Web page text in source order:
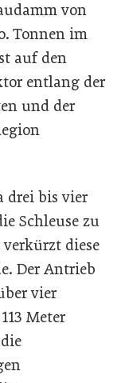
von
Tonnen im
auf den
entlang der
und der
drei bis vier
Schleuse zu
verkürzt diese
Der Antrieb
vier
Meter